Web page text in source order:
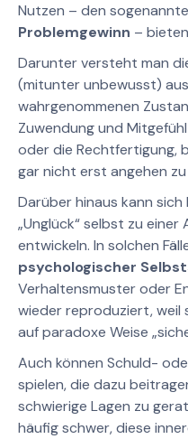
Nutzen – den
Problemgewinn –
Darunter versteht man
(mitunter unbewusst)
wahrgenommenen
Zuwendung und
oder die Rechtfertigung,
gar nicht erst angehen zu
Darüber hinaus kann
„Unglück“ selbst zu
entwickeln. In solchen
psychologischer
Verhaltensmuster oder
wieder reproduziert, weil
auf paradoxe Weise
Auch können Schuld-
spielen, die dazu
schwierige Lagen zu
häufig schwer, diese